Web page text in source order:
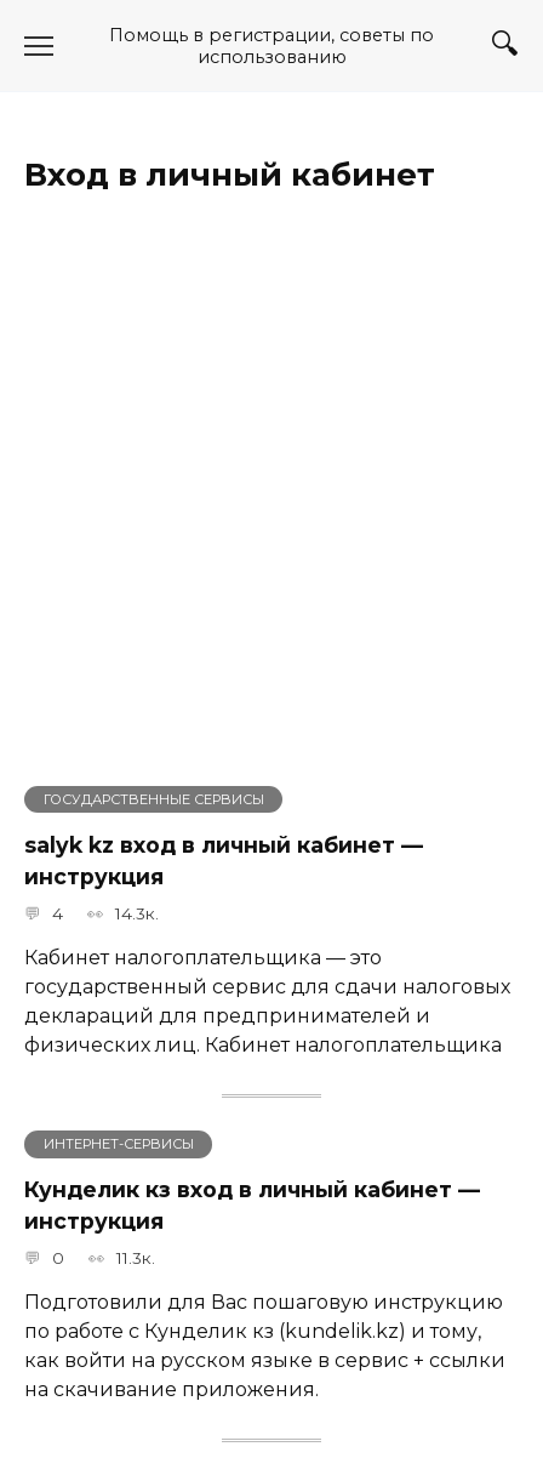
Помощь в регистрации, советы по
использованию
Вход в личный кабинет
ГОСУДАРСТВЕННЫЕ СЕРВИСЫ
salyk kz вход в личный кабинет —
инструкция
4 14.3к.
Кабинет налогоплательщика — это
государственный сервис для сдачи налоговых
деклараций для предпринимателей и
физических лиц. Кабинет налогоплательщика
ИНТЕРНЕТ-СЕРВИСЫ
Кунделик кз вход в личный кабинет —
инструкция
0 11.3к.
Подготовили для Вас пошаговую инструкцию
по работе с Кунделик кз (kundelik.kz) и тому,
как войти на русском языке в сервис + ссылки
на скачивание приложения.